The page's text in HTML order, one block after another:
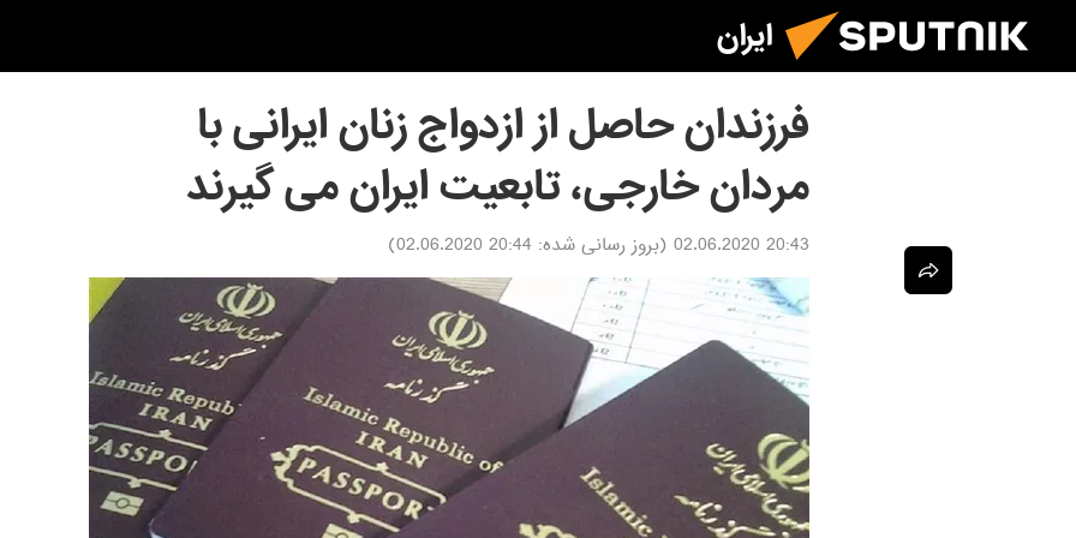
ایران
فرزندان حاصل از ازدواج زنان ایرانی با
مردان خارجی، تابعیت ایران می گیرند
20:43 02.06.2020 (بروز رسانی شده: 20:44 02.06.2020
)